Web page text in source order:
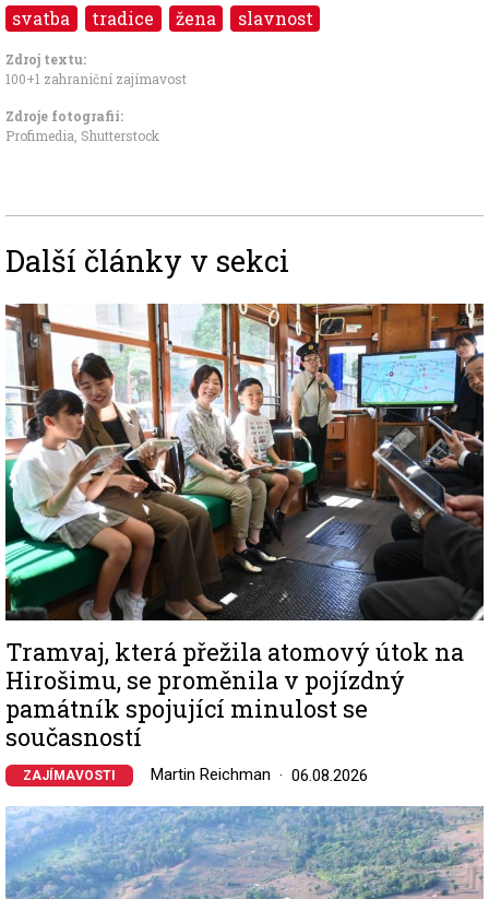
svatba tradice žena slavnost
Zdroj textu:
100+1 zahraniční zajímavost
Zdroje fotografii:
Profimedia, Shutterstock
Další články v sekci
Image
Tramvaj, která přežila atomový útok na
Hirošimu, se proměnila v pojízdný
památník spojující minulost se
současností
ZAJÍMAVOSTI Martin Reichman 06.08.2026
Image